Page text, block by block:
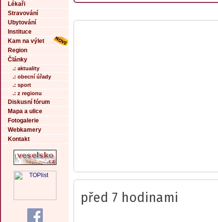
Lékaři
Stravování
Ubytování
Instituce
Kam na výlet
Region
Články
.: aktuality
.: obecní úřady
.: sport
.: z regionu
Diskusní fórum
Mapa a ulice
Fotogalerie
Webkamery
Kontakt
před 7 hodinami